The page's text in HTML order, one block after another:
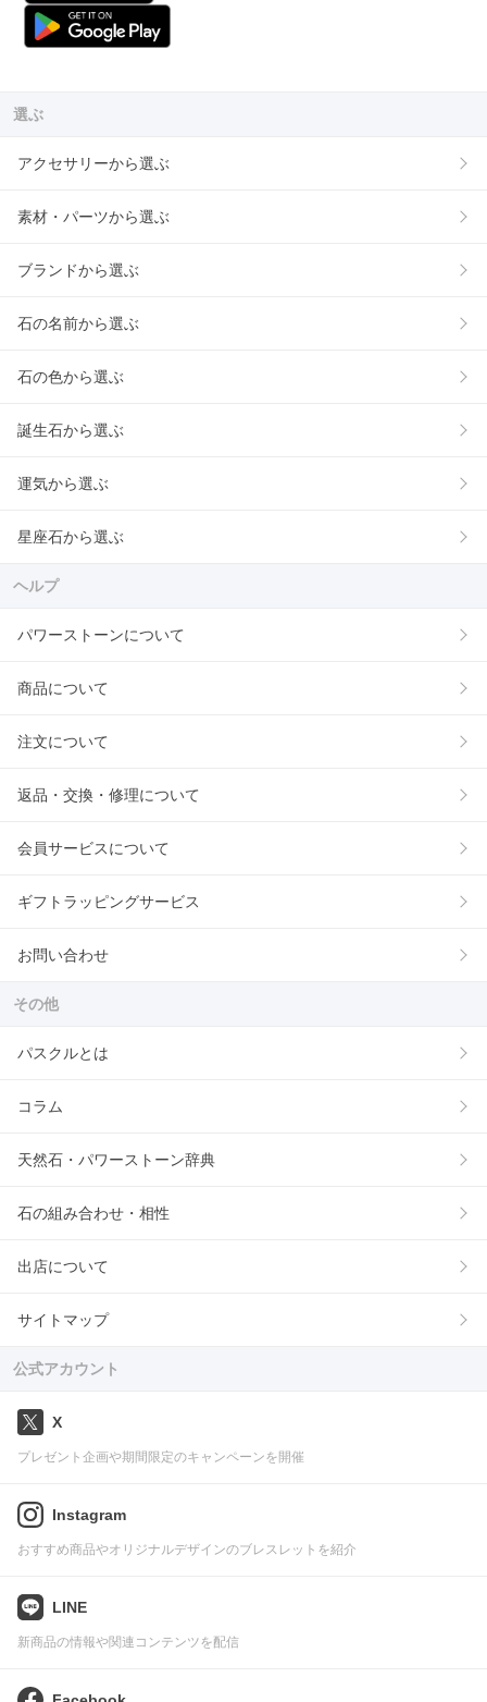
選ぶ
アクセサリーから選ぶ
素材・パーツから選ぶ
ブランドから選ぶ
石の名前から選ぶ
石の色から選ぶ
誕生石から選ぶ
運気から選ぶ
星座石から選ぶ
ヘルプ
パワーストーンについて
商品について
注文について
返品・交換・修理について
会員サービスについて
ギフトラッピングサービス
お問い合わせ
その他
パスクルとは
コラム
天然石・パワーストーン辞典
石の組み合わせ・相性
出店について
サイトマップ
公式アカウント
X
プレゼント企画や期間限定のキャンペーンを開催
Instagram
おすすめ商品やオリジナルデザインのブレスレットを紹介
LINE
新商品の情報や関連コンテンツを配信